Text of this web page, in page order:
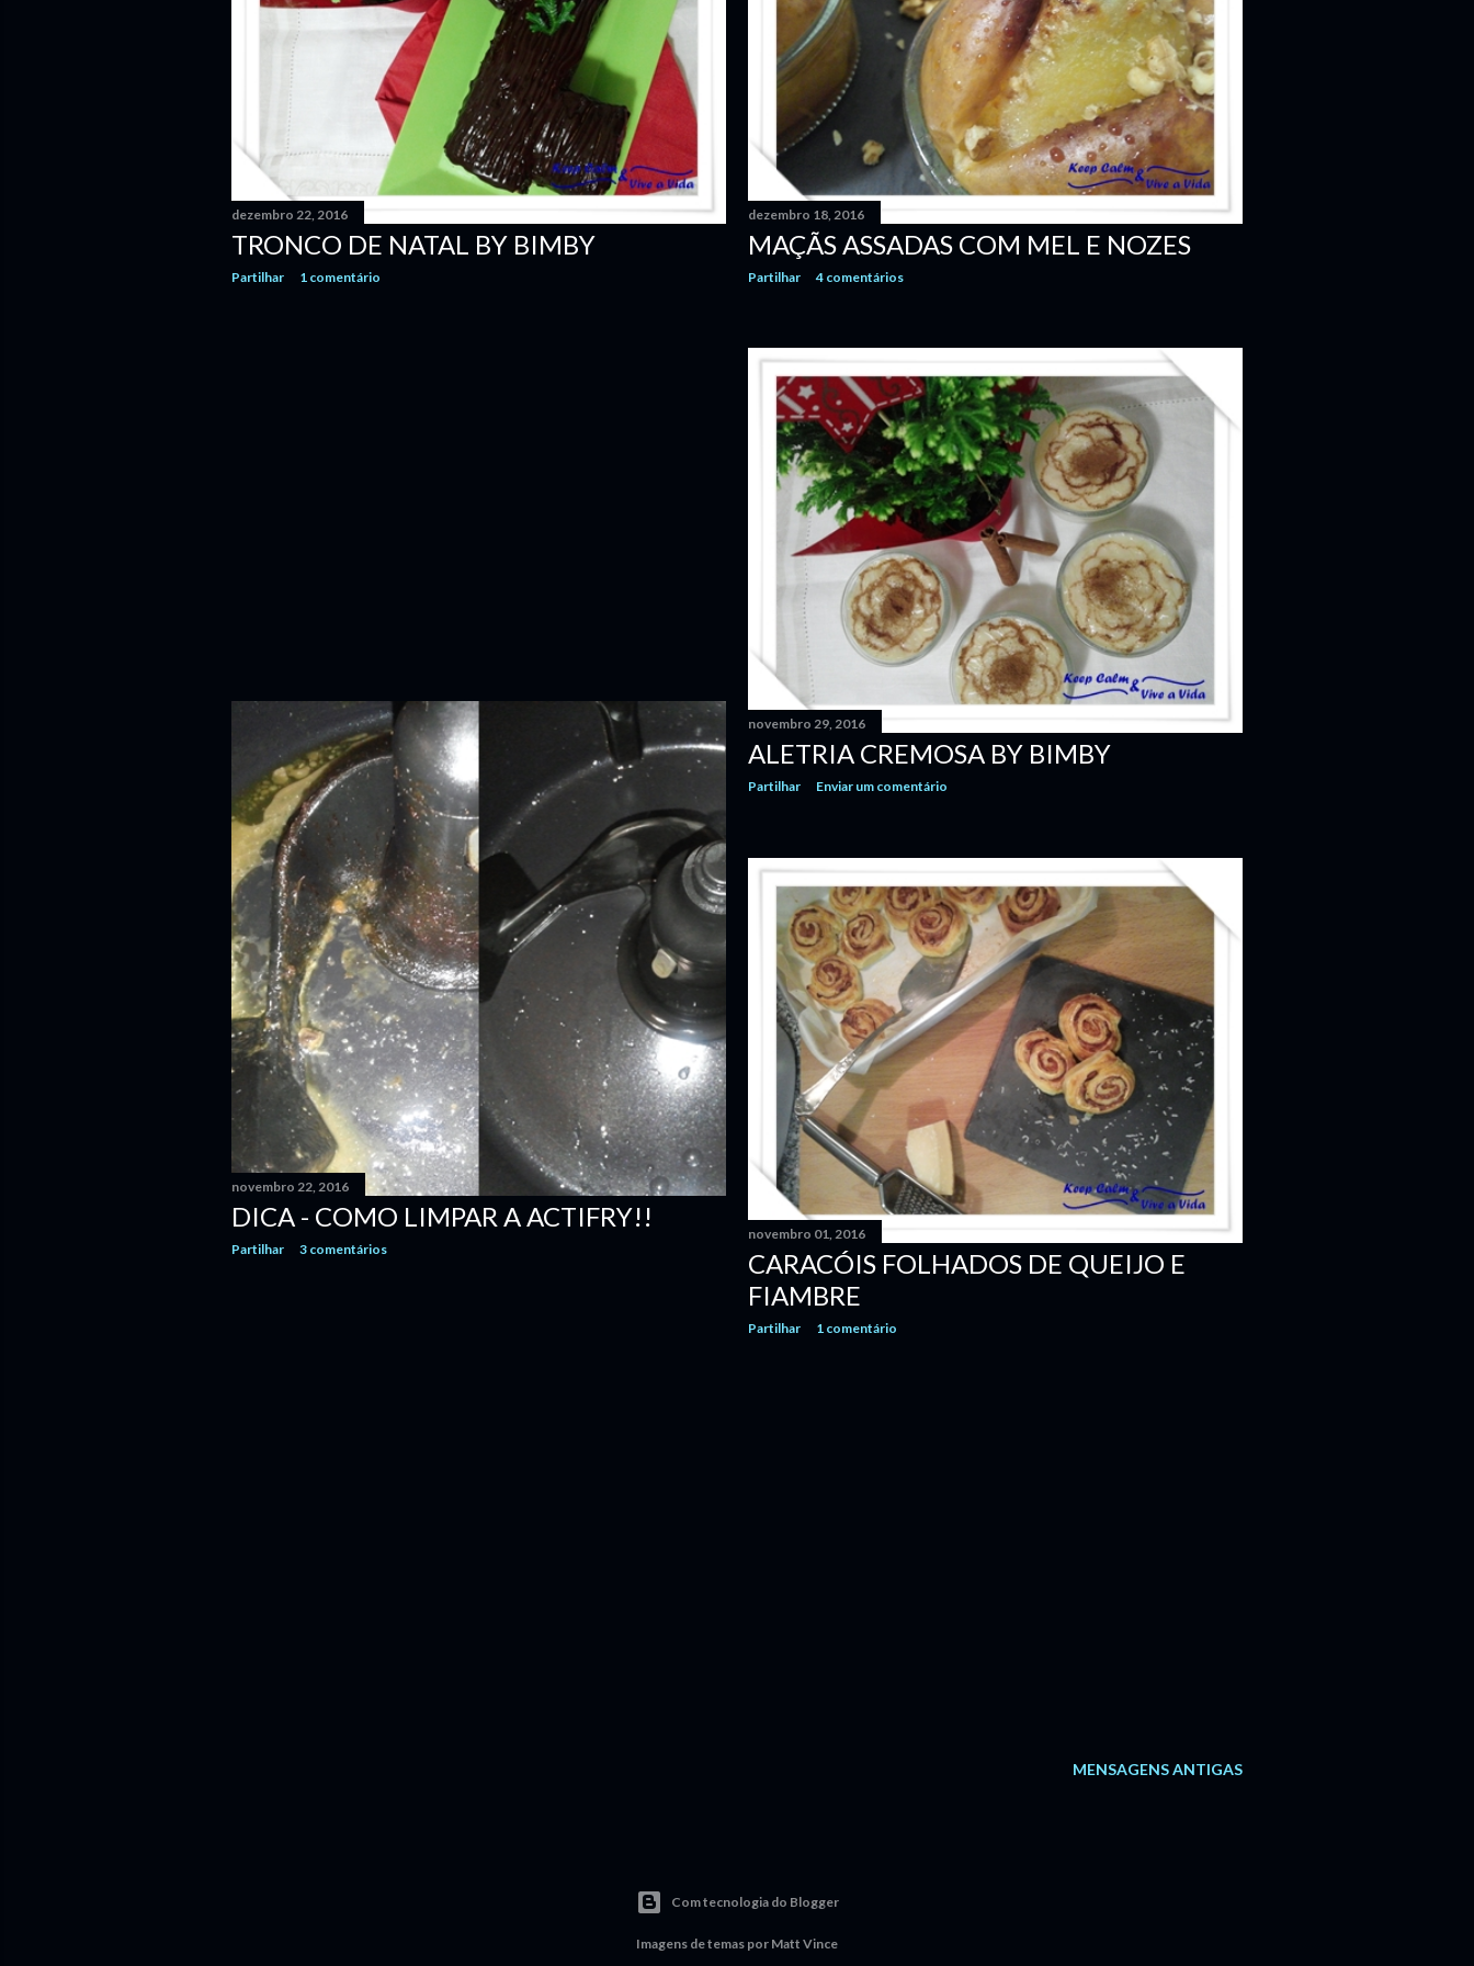
dezembro 22, 2016
TRONCO DE NATAL BY BIMBY
Partilhar 1 comentário
dezembro 18, 2016
MAÇÃS ASSADAS COM MEL E NOZES
Partilhar 4 comentários
novembro 29, 2016
ALETRIA CREMOSA BY BIMBY
Partilhar Enviar um comentário
novembro 22, 2016
DICA - COMO LIMPAR A ACTIFRY!!
Partilhar 3 comentários
novembro 01, 2016
CARACÓIS FOLHADOS DE QUEIJO E
FIAMBRE
Partilhar 1 comentário
MENSAGENS ANTIGAS
Com tecnologia do Blogger
Imagens de temas por Matt Vince